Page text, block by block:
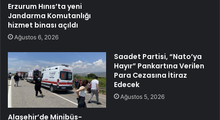
Erzurum Hınıs’ta yeni
Jandarma Komutanlığı
hizmet binası açıldı
Ağustos 6, 2026
Alaşehir’de Minibüs-
Saadet Partisi, “Nato’ya
Hayır” Pankartına Verilen
Para Cezasına İtiraz
Edecek
Ağustos 5, 2026